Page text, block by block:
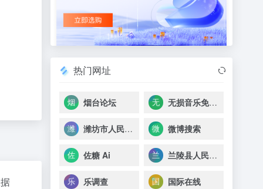
热门网址
烟台论坛 无损音乐免费下载
潍坊市人民医院 微博搜索
佐糖 Ai 兰陵县人民医院
乐调查 国际在线